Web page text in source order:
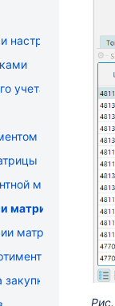
настройка
учета
магазинов
матрицы
матрицы
матрицы
магазина